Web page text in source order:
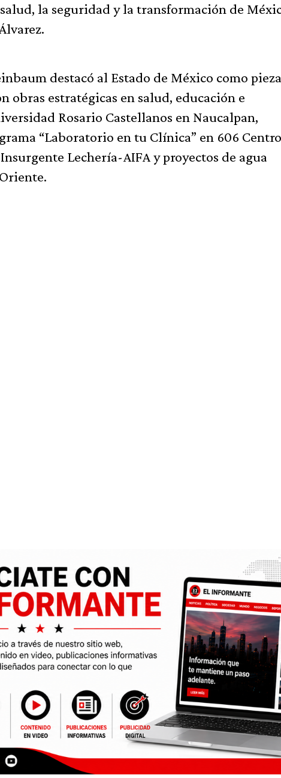
la seguridad y la transformación de
destacó al Estado de México como pieza
obras estratégicas en salud, educación e
Rosario Castellanos en Naucalpan,
“Laboratorio en tu Clínica” en 606
Lechería-AIFA y proyectos de agua